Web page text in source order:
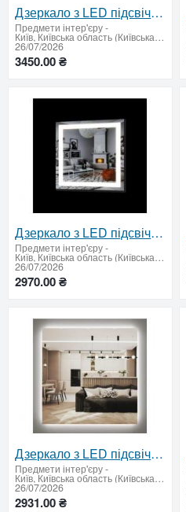
Дзеркало з LED підсвічуванням 750 х 750 мм.
Предмети інтер'єру-
Київ, Київська область (Київська область - продати купити)
26/07/2026
3450.00 ₴
Дзеркало з LED підсвічуванням 700 х 700 мм.
Предмети інтер'єру-
Київ, Київська область (Київська область - продати купити)
26/07/2026
2970.00 ₴
Дзеркало з LED підсвічуванням 800 х 800 мм.
Предмети інтер'єру-
Київ, Київська область (Київська область - продати купити)
26/07/2026
2931.00 ₴